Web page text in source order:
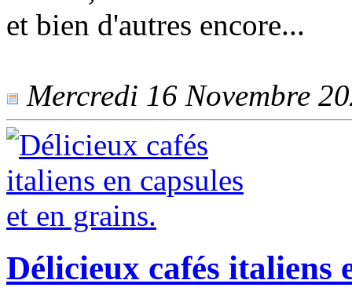
et bien d'autres encore...
Mercredi 16 Novembre
Délicieux cafés italiens